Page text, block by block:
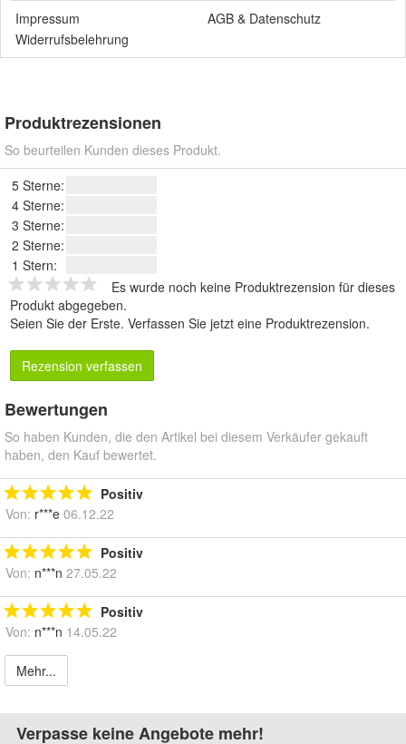
Impressum
AGB & Datenschutz
Widerrufsbelehrung
Produktrezensionen
So beurteilen Kunden dieses Produkt.
5 Sterne:
4 Sterne:
3 Sterne:
2 Sterne:
1 Stern:
Es wurde noch keine Produktrezension für dieses
Produkt abgegeben.
Seien Sie der Erste. Verfassen Sie jetzt eine Produktrezension.
Rezension verfassen
Bewertungen
So haben Kunden, die den Artikel bei diesem Verkäufer gekauft
haben, den Kauf bewertet.
Positiv
Von: r***e 06.12.22
Positiv
Von: n***n 27.05.22
Positiv
Von: n***n 14.05.22
Mehr...
Verpasse keine Angebote mehr!